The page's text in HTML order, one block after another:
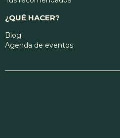
¿QUÉ HACER?
Blog
Agenda de eventos